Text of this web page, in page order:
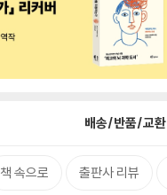
배송/반품/교환
책 속으로 출판사 리뷰